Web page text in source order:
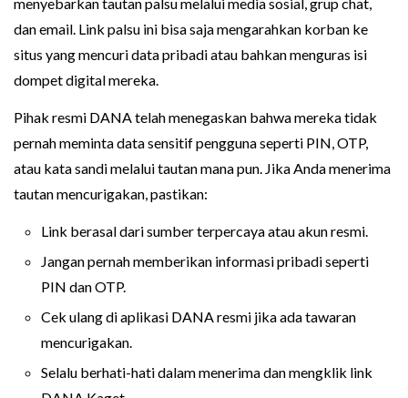
dan email. Link palsu ini bisa saja mengarahkan korban ke
situs yang mencuri data pribadi atau bahkan menguras isi
dompet digital mereka.
Pihak resmi DANA telah menegaskan bahwa mereka tidak
pernah meminta data sensitif pengguna seperti PIN, OTP,
atau kata sandi melalui tautan mana pun. Jika Anda menerima
tautan mencurigakan, pastikan:
Link berasal dari sumber terpercaya atau akun resmi.
Jangan pernah memberikan informasi pribadi seperti
PIN dan OTP.
Cek ulang di aplikasi DANA resmi jika ada tawaran
mencurigakan.
Selalu berhati-hati dalam menerima dan mengklik link